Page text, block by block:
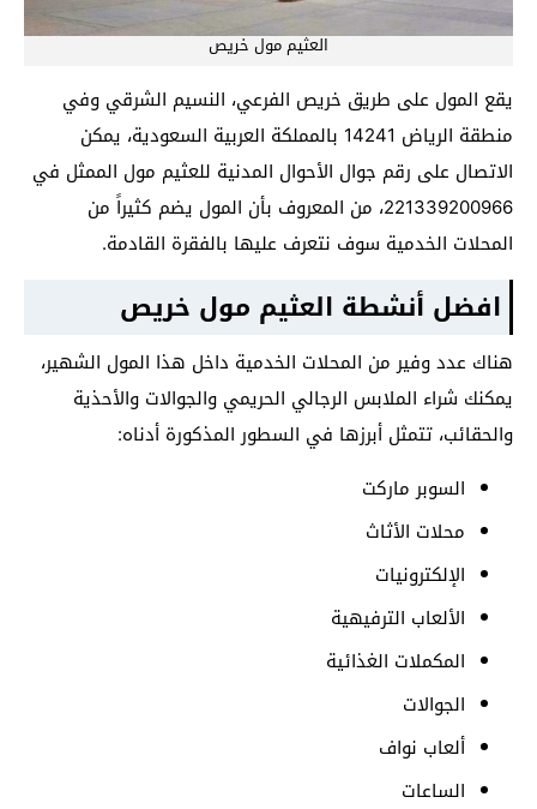
العثيم مول خريص
يقع المول على طريق خريص الفرعي، النسيم الشرقي وفي
منطقة الرياض 14241 بالمملكة العربية السعودية، يمكن
الاتصال على رقم جوال الأحوال المدنية للعثيم مول الممثل في
221339200966، من المعروف بأن المول يضم كثيراً من
المحلات الخدمية سوف نتعرف عليها بالفقرة القادمة.
افضل أنشطة العثيم مول خريص
هناك عدد وفير من المحلات الخدمية داخل هذا المول الشهير،
يمكنك شراء الملابس الرجالي الحريمي والجوالات والأحذية
والحقائب، تتمثل أبرزها في السطور المذكورة أدناه:
السوبر ماركت
محلات الأثاث
الإلكترونيات
الألعاب الترفيهية
المكملات الغذائية
الجوالات
ألعاب نواف
الساعات